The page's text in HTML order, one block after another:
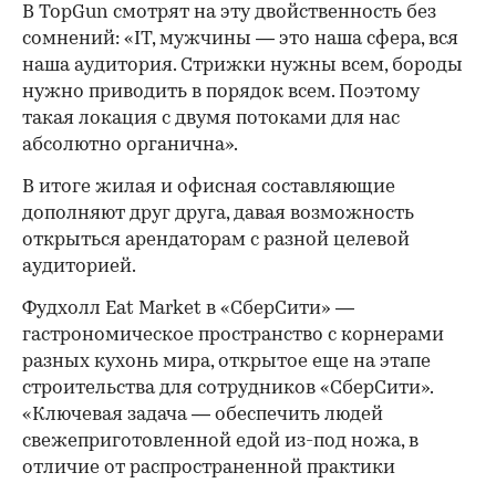
В TopGun смотрят на эту двойственность без
сомнений: «IT, мужчины — это наша сфера, вся
наша аудитория. Стрижки нужны всем, бороды
нужно приводить в порядок всем. Поэтому
такая локация с двумя потоками для нас
абсолютно органична».
В итоге жилая и офисная составляющие
дополняют друг друга, давая возможность
открыться арендаторам с разной целевой
аудиторией.
Фудхолл Eat Market в «СберСити» —
гастрономическое пространство с корнерами
разных кухонь мира, открытое еще на этапе
строительства для сотрудников «СберСити».
«Ключевая задача — обеспечить людей
свежеприготовленной едой из-под ножа, в
отличие от распространенной практики